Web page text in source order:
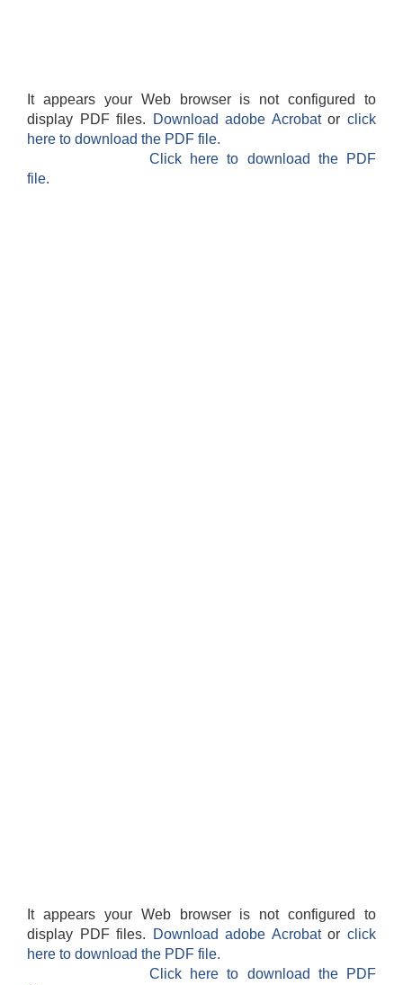
It appears your Web browser is not configured to
display PDF files.
Download adobe Acrobatorclick
here to download the PDF file.
Click here to download the PDF
file.
It appears your Web browser is not configured to
display PDF files.
Download adobe Acrobatorclick
here to download the PDF file.
Click here to download the PDF